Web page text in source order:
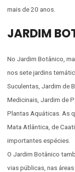
mais de 20 anos.
JARDIM
No Jardim Botânico,
nos sete jardins
Suculentas, Jardim de
Medicinais, Jardim de
Plantas Aquáticas. As
Mata Atlântica, de
importantes espécies.
O Jardim Botânico
vias públicas, nas